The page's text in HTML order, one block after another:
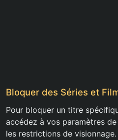
Bloquer des Séries et
Pour bloquer un titre
accédez à vos paramètres
les restrictions de